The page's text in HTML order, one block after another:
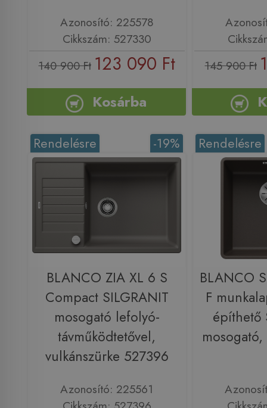
Azonosító: 225578
Cikkszám: 527330
140 900 Ft 123 090 Ft
Kosárba
145 900 Ft
-19%
Rendelésre
BLANCO ZIA XL 6 S
Compact SILGRANIT
mosogató lefolyó-
távműködtetővel,
vulkánszürke 527396
Azonosító: 225561
Rendelésre
BLANCO
F
építhető